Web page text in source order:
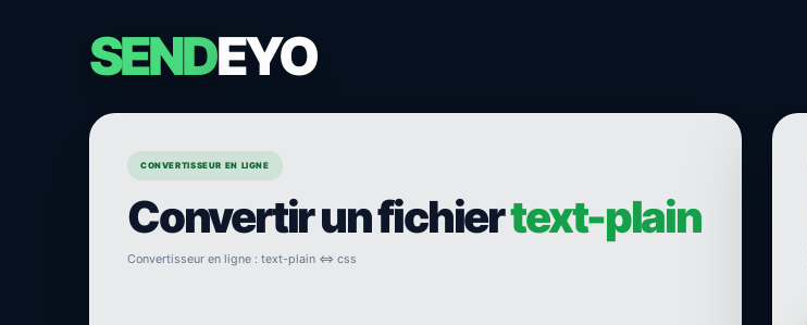
SENDEYO
CONVERTISSEUR EN LIGNE
Convertir un fichiertext-plain
Convertisseur en ligne : text-plain ⇔ css